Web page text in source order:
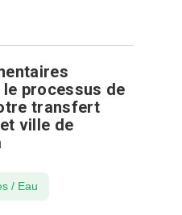
processus de
transfert
ville de
/ Eau